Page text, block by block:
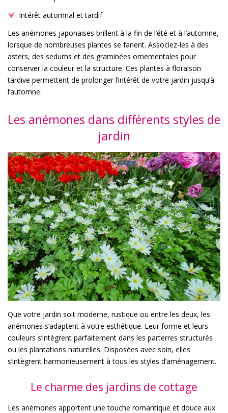
Intérêt automnal et tardif
Les anémones japonaises brillent à la fin de l’été et à l’automne,
lorsque de nombreuses plantes se fanent. Associez-les à des
asters, des sedums et des graminées ornementales pour
conserver la couleur et la structure. Ces plantes à floraison
tardive permettent de prolonger l’intérêt de votre jardin jusqu’à
l’automne.
Les anémones dans différents styles de
jardin
Que votre jardin soit moderne, rustique ou entre les deux, les
anémones s’adaptent à votre esthétique. Leur forme et leurs
couleurs s’intègrent parfaitement dans les parterres structurés
ou les plantations naturelles. Disposées avec soin, elles
s’intègrent harmonieusement à tous les styles d’aménagement.
Le charme des jardins de cottage
Les anémones apportent une touche romantique et douce aux